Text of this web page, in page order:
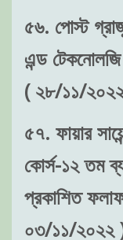
৫৬. পোস্ট
এন্ড টেকনোলজি
( ২৮/১১/
৫৭. ফায়ার
কোর্স-১২ তম
প্রকাশিত
০৩/১১/২০২২